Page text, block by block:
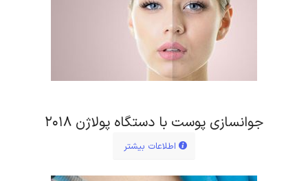
جوانسازی پوست با دستگاه پولاژن ۲۰۱۸
اطلاعات بیشتر